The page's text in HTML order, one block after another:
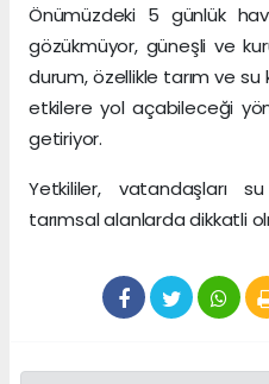
Önümüzdeki 5 günlük
gözükmüyor, güneşli ve
durum, özellikle tarım ve su
etkilere yol açabileceği
getiriyor.
Yetkililer, vatandaşları
tarımsal alanlarda dikkatli